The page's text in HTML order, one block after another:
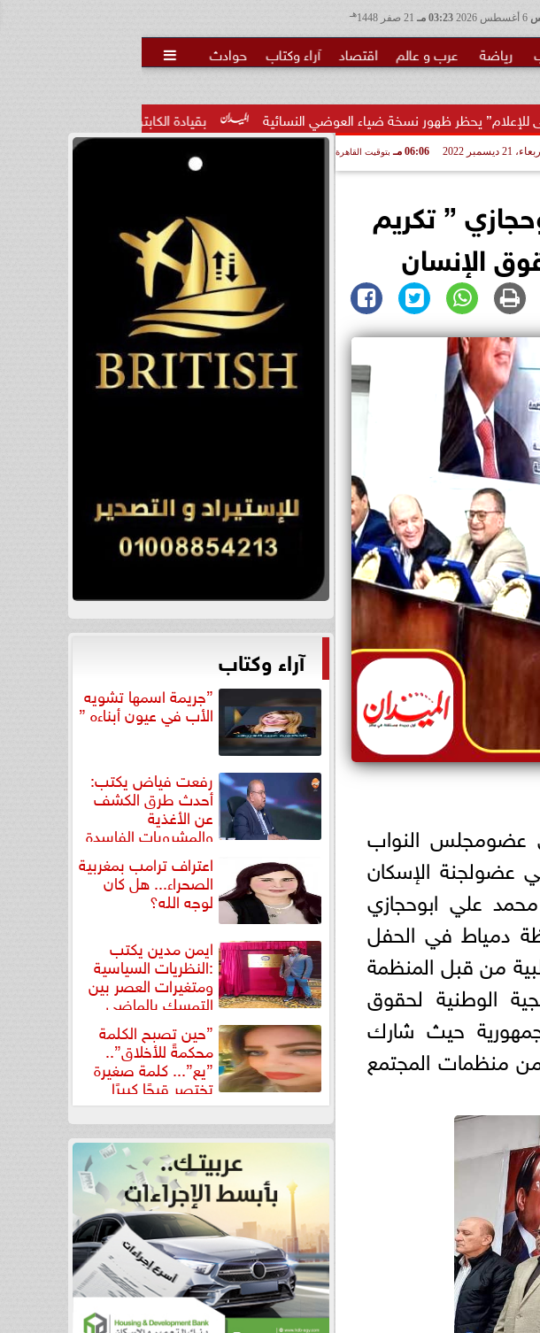
03:23 مـ هـ
رياضة عرب و عالم اقتصاد آراء وكتاب حوادث 
بقيادة الكابتن أمير حمدي  مباراة ودية قوية للترسانة ٢٠١١... نسخة ضياء العوضي النسائية
21 ديسمبر 2022 06:06 مـ بتوقيت القاهرة
” تكريم
الإنسان
النواب
عضولجنة الإسكان
علي ابوحجازي
دمياط في الحفل
من قبل المنظمة
الوطنية لحقوق
حيث شارك
منظمات المجتمع
آراء وكتاب
”جريمة اسمها تشويه
الأب في عيون أبناءه ”
رفعت فياض يكتب:
أحدث طرق الكشف
عن الأغذية
والمشروبات الفاسدة
اعتراف ترامب بمغربية
الصحراء... هل كان
لوجه الله؟
ايمن مدين يكتب
:النظريات السياسية
ومتغيرات العصر بين
التمسك بالماضي
ومواجهة تحديات...”حين تصبح الكلمة
محكمةً للأخلاق”..
”يع”... كلمة صغيرة
تختصر قبحًا كبيرًا